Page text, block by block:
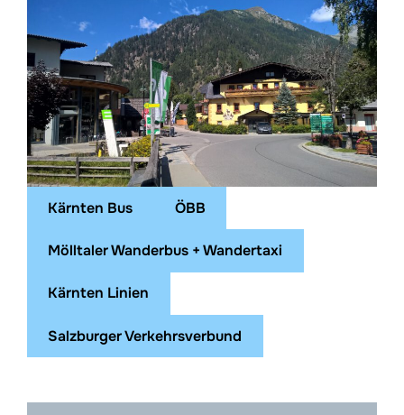
Kärnten Bus ÖBB
Mölltaler Wanderbus + Wandertaxi
Kärnten Linien
Salzburger Verkehrsverbund